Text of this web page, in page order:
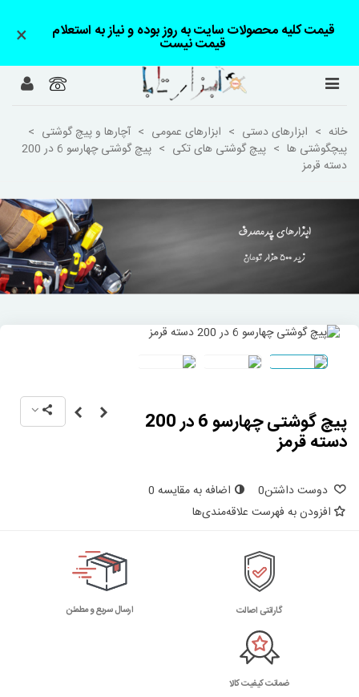
قیمت کلیه محصولات سایت به روز بوده و نیاز به استعلام
قیمت نیست ×
خانه > ابزارهای دستی > ابزارهای عمومی > آچارها و پیچ گوشتی >
پیچگوشتی ها > پیچ گوشتی های تکی >
پیچ گوشتی چهارسو 6 در 200
دسته قرمز
پیچ گوشتی چهارسو 6 در 200
دسته قرمز
دوست داشتن0 اضافه به مقایسه 0
افزودن به فهرست علاقه‌مندی‌ها
گارانتی اصالت ارسال سریع و مطمئن
ضمانت کیفیت کالا